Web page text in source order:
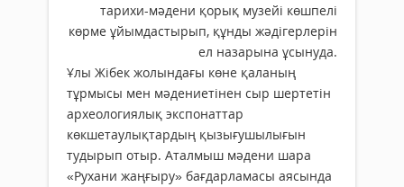
тарихи-мәдени қорық музейі көшпелі
көрме ұйымдастырып, құнды жәдігерлерін
ел назарына ұсынуда.
Ұлы Жібек жолындағы көне қаланың
тұрмысы мен мәдениетінен сыр шертетін
археологиялық экспонаттар
көкшетаулықтардың қызығушылығын
тудырып отыр. Аталмыш мәдени шара
«Рухани жаңғыру» бағдарламасы аясында